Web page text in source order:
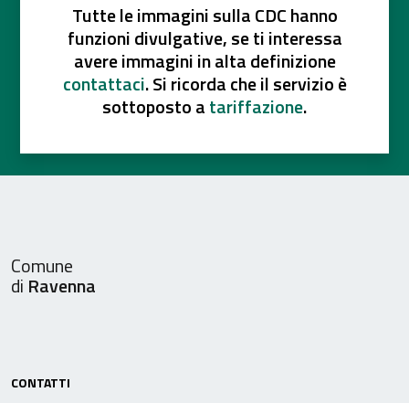
Tutte le immagini sulla CDC hanno
funzioni divulgative, se ti interessa
avere immagini in alta definizione
contattaci. Si ricorda che il servizio è
sottoposto atariffazione.
Comune
di Ravenna
CONTATTI